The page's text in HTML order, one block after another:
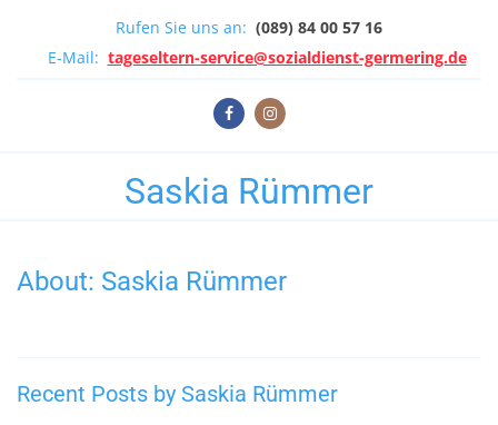
Rufen Sie uns an: (089) 84 00 57 16
E-Mail: tageseltern-service@sozialdienst-germering.de
Saskia Rümmer
About: Saskia Rümmer
Recent Posts by Saskia Rümmer